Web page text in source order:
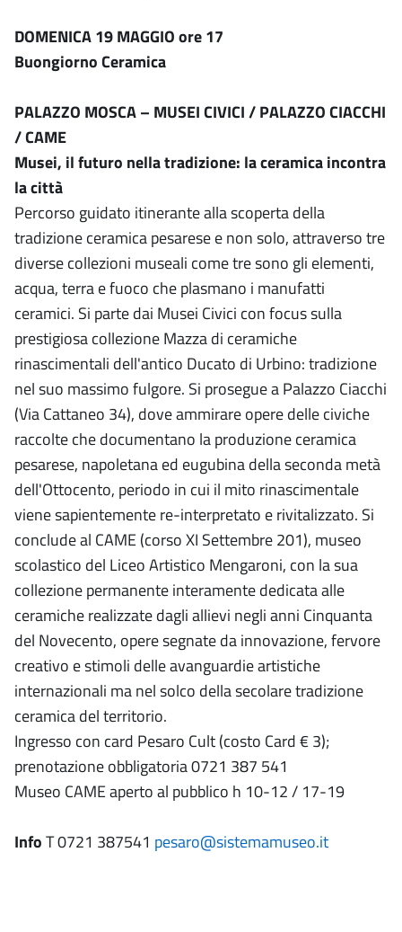
DOMENICA 19 MAGGIO ore 17
Buongiorno Ceramica
PALAZZO MOSCA – MUSEI CIVICI / PALAZZO CIACCHI
/ CAME
Musei, il futuro nella tradizione: la ceramica incontra
la città
Percorso guidato itinerante alla scoperta della
tradizione ceramica pesarese e non solo, attraverso tre
diverse collezioni museali come tre sono gli elementi,
acqua, terra e fuoco che plasmano i manufatti
ceramici. Si parte dai Musei Civici con focus sulla
prestigiosa collezione Mazza di ceramiche
rinascimentali dell'antico Ducato di Urbino: tradizione
nel suo massimo fulgore. Si prosegue a Palazzo Ciacchi
(Via Cattaneo 34), dove ammirare opere delle civiche
raccolte che documentano la produzione ceramica
pesarese, napoletana ed eugubina della seconda metà
dell'Ottocento, periodo in cui il mito rinascimentale
viene sapientemente re-interpretato e rivitalizzato. Si
conclude al CAME (corso XI Settembre 201), museo
scolastico del Liceo Artistico Mengaroni, con la sua
collezione permanente interamente dedicata alle
ceramiche realizzate dagli allievi negli anni Cinquanta
del Novecento, opere segnate da innovazione, fervore
creativo e stimoli delle avanguardie artistiche
internazionali ma nel solco della secolare tradizione
ceramica del territorio.
Ingresso con card Pesaro Cult (costo Card € 3);
prenotazione obbligatoria 0721 387 541
Museo CAME aperto al pubblico h 10-12 / 17-19
InfoT 0721 387541 pesaro@sistemamuseo.it